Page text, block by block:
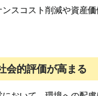
スコスト削減や資産価
会的評価が高まる